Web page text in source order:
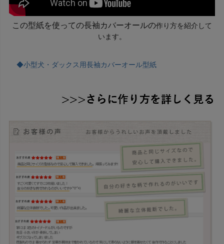
この型紙を使っての長袖カバーオールの作り方を紹介して
います。
◆小型犬・ダックス用長袖カバーオール型紙